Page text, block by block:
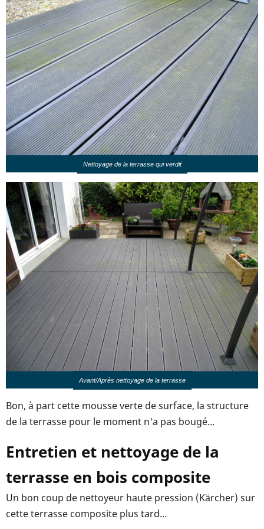
Nettoyage de la terrasse qui verdit
Avant/Après nettoyage de la terrasse
Bon, à part cette mousse verte de surface, la structure
de la terrasse pour le moment n'a pas bougé...
Entretien et nettoyage de la
terrasse en bois composite
Un bon coup de nettoyeur haute pression (Kärcher) sur
cette terrasse composite plus tard...